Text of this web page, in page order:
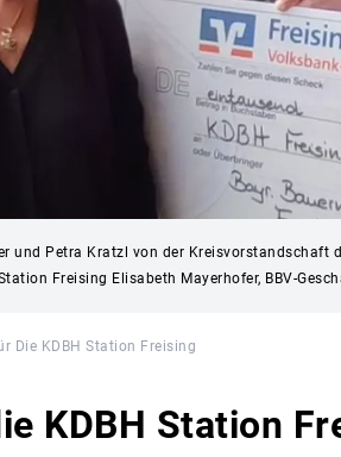
und Petra Kratzl von der Kreisvorstandschaft
Freising Elisabeth Mayerhofer, BBV-
Die KDBH Station Freising
KDBH Station